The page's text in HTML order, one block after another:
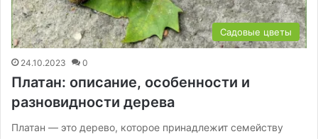
Садовые цветы
24.10.2023 0
Платан: описание, особенности и
разновидности дерева
Платан — это дерево, которое принадлежит семейству